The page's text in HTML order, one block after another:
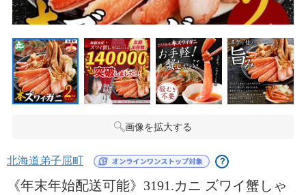
画像を拡大する
北海道弟子屈町 ？
《年末年始配送可能》3191.カニ ズワイ蟹しゃ